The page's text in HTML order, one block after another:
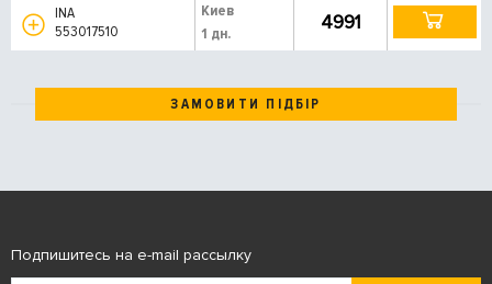
INA
553017510
Киев
1 дн.
4991
ЗАМОВИТИ ПІДБІР
Подпишитесь на e-mail рассылку